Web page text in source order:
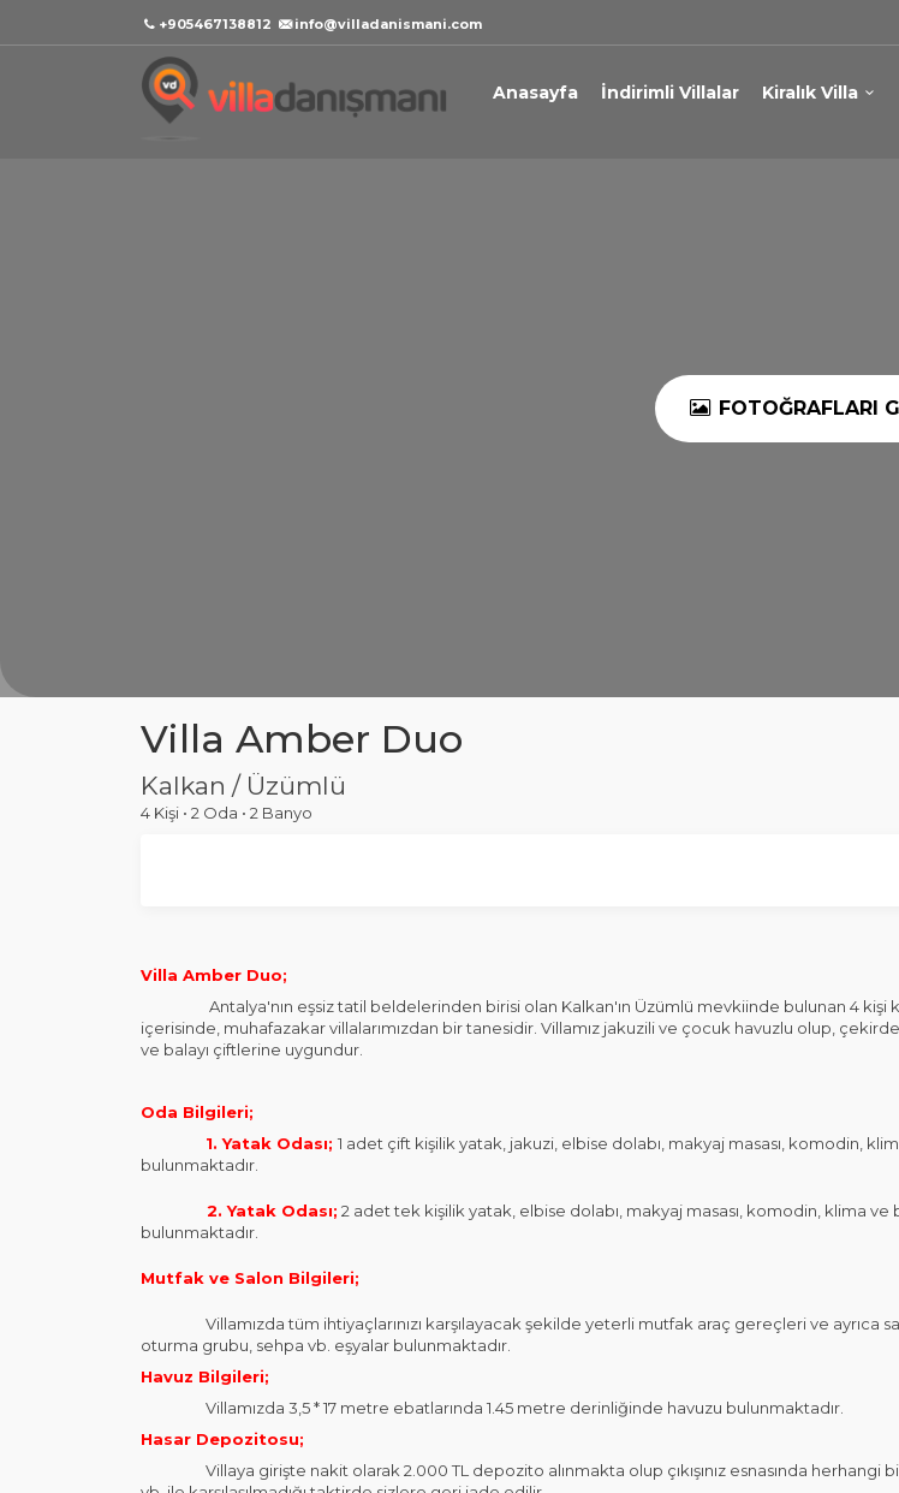
+905467138812 info@villadanismani.com
Anasayfa İndirimli Villalar Kiralık Villa
FOTOĞRAFLARI
Villa Amber Duo
Kalkan / Üzümlü
4 Kişi • 2 Oda • 2 Banyo
Villa Amber Duo;
Antalya'nın eşsiz tatil beldelerinden birisi olan Kalkan'ın Üzümlü mevkiinde bulunan 4 kişi
içerisinde, muhafazakar villalarımızdan bir tanesidir. Villamız jakuzili ve çocuk havuzlu olup,
ve balayı çiftlerine uygundur.
Oda Bilgileri;
1. Yatak Odası; 1 adet çift kişilik yatak, jakuzi, elbise dolabı, makyaj masası, komodin,
bulunmaktadır.
2. Yatak Odası; 2 adet tek kişilik yatak, elbise dolabı, makyaj masası, komodin, klima ve
bulunmaktadır.
Mutfak ve Salon Bilgileri;
Villamızda tüm ihtiyaçlarınızı karşılayacak şekilde yeterli mutfak araç gereçleri ve ayrıca
oturma grubu, sehpa vb. eşyalar bulunmaktadır.
Havuz Bilgileri;
Villamızda 3,5 * 17 metre ebatlarında 1.45 metre derinliğinde havuzu bulunmaktadır.
Hasar Depozitosu;
Villaya girişte nakit olarak 2.000 TL depozito alınmakta olup çıkışınız esnasında herhangi bir